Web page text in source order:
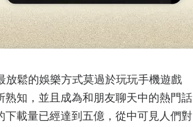
鬆的娛樂方式莫過於玩玩手機遊戲
熟知，並且成為和朋友聊天中的熱門話
下載量已經達到五億，從中可見人們對